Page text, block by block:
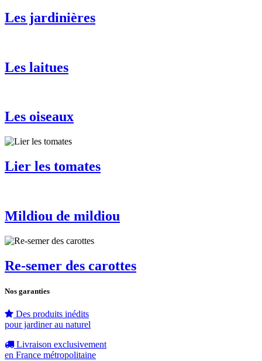
Les jardinières
Les laitues
Les oiseaux
Lier les tomates
Mildiou de mildiou
Re-semer des carottes
Nos garanties
Des produits inédits
pour jardiner au naturel
Livraison exclusivement
en France métropolitaine